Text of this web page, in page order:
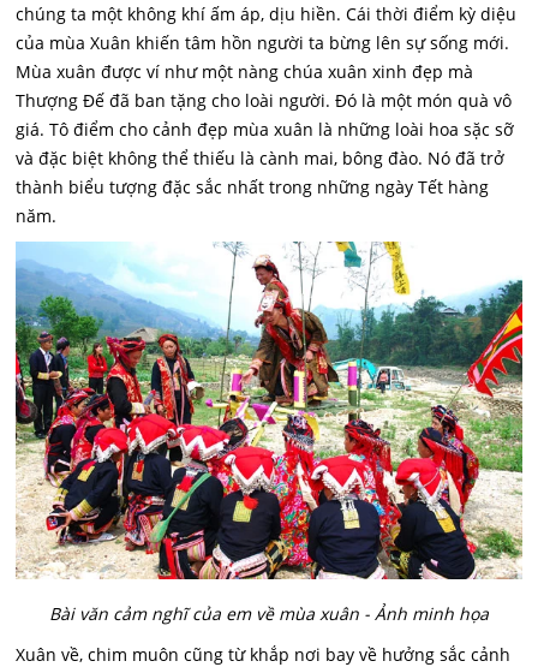
chúng ta một không khí ấm áp, dịu hiền. Cái thời điểm kỳ diệu
của mùa Xuân khiến tâm hồn người ta bừng lên sự sống mới.
Mùa xuân được ví như một nàng chúa xuân xinh đẹp mà
Thượng Đế đã ban tặng cho loài người. Đó là một món quà vô
giá. Tô điểm cho cảnh đẹp mùa xuân là những loài hoa sặc sỡ
và đặc biệt không thể thiếu là cành mai, bông đào. Nó đã trở
thành biểu tượng đặc sắc nhất trong những ngày Tết hàng
năm.
Bài văn cảm nghĩ của em về mùa xuân - Ảnh minh họa
Xuân về, chim muôn cũng từ khắp nơi bay về hưởng sắc cảnh